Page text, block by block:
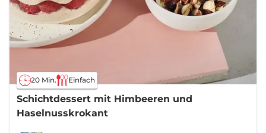
20 Min. Einfach
Schichtdessert mit Himbeeren und
Haselnusskrokant